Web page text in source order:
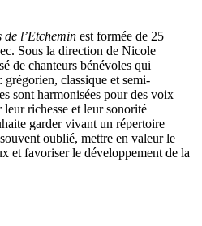
de l’Etchemin est formée de 25
Sous la direction de Nicole
de chanteurs bénévoles qui
classique et semi-
sont harmonisées pour des voix
richesse et leur sonorité
garder vivant un répertoire
oublié, mettre en valeur le
et favoriser le développement de la